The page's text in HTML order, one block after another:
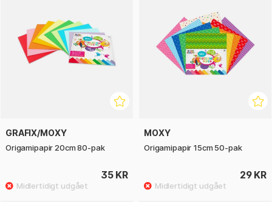
GRAFIX/MOXY
Origamipapir 20cm 80-pak
35 KR
MOXY
Origamipapir 15cm 50-pak
29 KR